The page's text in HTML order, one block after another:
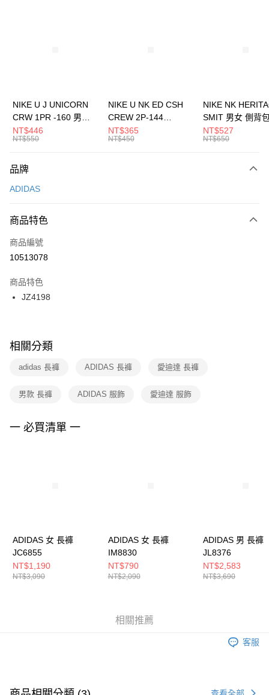
元大商業銀行
台灣樂天信用卡公司
全盈+PAY
AFTEE先享後付
【關於「AFTEE先享後付」】
便利好安心！
３．安心：先確認商品／服務後，再付款。
【「AFTEE先享後付」結帳流程】
１．於結帳方式選擇「AFTEE先享後付」後，將跳轉至「AFTEE先享後付」
２．訂單成立數日內，您將收到繳費通知簡訊。
３．收到繳費通知簡訊後14天內，點擊此簡訊中的連結，可透過四大超商／
ATM／網路銀行／等多元方式進行付款，方視為交易完成。
※ 交易是否成功請以「AFTEE先享後付 」之結帳頁面顯示為準，若有關於
是否繳費成功／繳費後需取消欲退款等相關疑問，請聯繫「AFTEE先享後付
客戶支援中心」
https://netprotections.freshdesk.com/support/home
１．透過由恩沛科技股份有限公司提供之「AFTEE先享後付」服務完成之交
２．關於個人資料處理事宜，請瀏覽以下網址：
運送方式
每筆NT$100，滿NT$1,500(含以上)免運費
宅配
每筆NT$100，滿NT$1,500(含以上)免運費
付款後門市自取
每筆NT$100，滿NT$1,500(含以上)免運費
NIKE U J UNICORN
CRW 1PR -160 男女
中統襪 FZ3393100
NT$446
NT$550
NIKE U NK ED CSH
CREW 2P-144
EMBRDY 男女 短統襪
FZ3073133
NT$365
NT$450
NIKE NK
SMIT 男女 側背
BA5871010
NT$527
NT$650
品牌
ADIDAS
商品特色
商品編號
10513078
商品特色
JZ4198
相關分類
adidas 長褲 ADIDAS 長褲 愛迪達 長褲
男款 長褲 ADIDAS 服飾 愛迪達 服飾
一 必買清單 一
ADIDAS 女 長褲
JC6855
NT$1,190
NT$3,090
ADIDAS 女 長褲
IM8830
NT$790
NT$2,090
ADIDAS 男 長褲
JL8376
NT$2,583
NT$3,690
相關推薦
客服